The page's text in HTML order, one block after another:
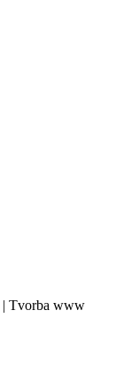
| Tvorba www